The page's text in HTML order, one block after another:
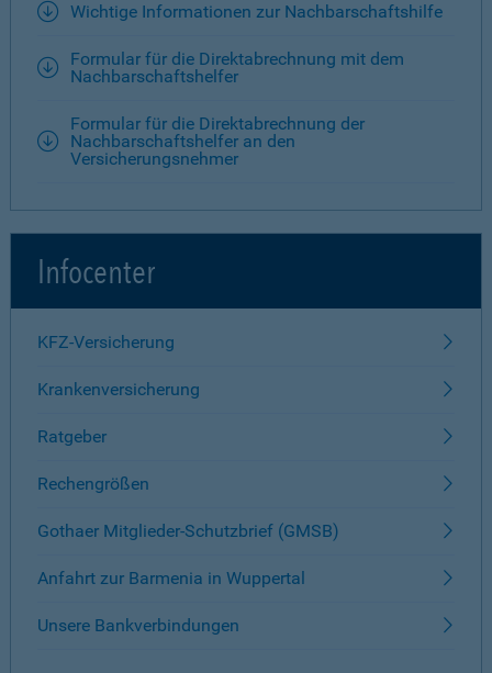
Wichtige Informationen zur Nachbarschaftshilfe
Formular für die Direktabrechnung mit dem
Nachbarschaftshelfer
Formular für die Direktabrechnung der
Nachbarschaftshelfer an den
Versicherungsnehmer
Infocenter
KFZ-Versicherung
Krankenversicherung
Ratgeber
Rechengrößen
Gothaer Mitglieder-Schutzbrief (GMSB)
Anfahrt zur Barmenia in Wuppertal
Unsere Bankverbindungen